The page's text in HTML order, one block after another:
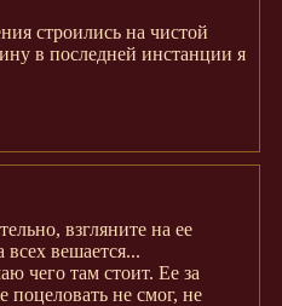
строились на чистой
в последней инстанции я
взгляните на ее
вешается...
чего там стоит. Ее за
поцеловать не смог, не